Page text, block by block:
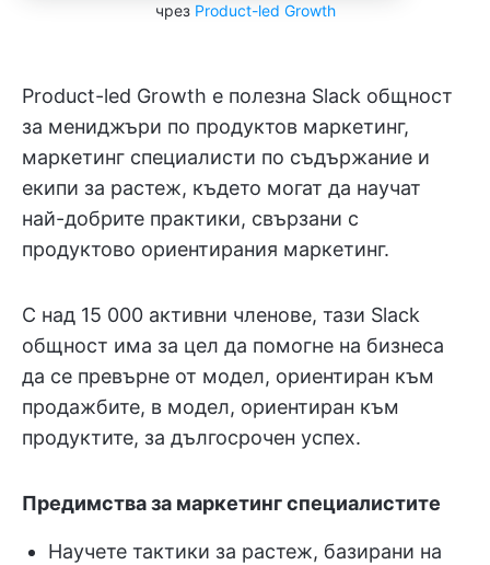
чрез Product-led Growth
Product-led Growth е полезна Slack общност
за мениджъри по продуктов маркетинг,
маркетинг специалисти по съдържание и
екипи за растеж, където могат да научат
най-добрите практики, свързани с
продуктово ориентирания маркетинг.
С над 15 000 активни членове, тази Slack
общност има за цел да помогне на бизнеса
да се превърне от модел, ориентиран към
продажбите, в модел, ориентиран към
продуктите, за дългосрочен успех.
Предимства за маркетинг специалистите
Научете тактики за растеж, базирани на